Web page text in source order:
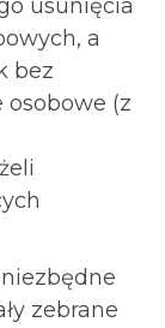
usunięcia
a
bez
osobowe (z
zebrane